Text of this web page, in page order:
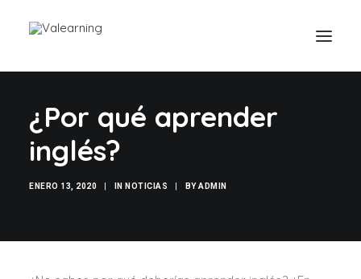
¿Por qué aprender
inglés?
ENERO 13, 2020 IN NOTICIAS BYADMIN